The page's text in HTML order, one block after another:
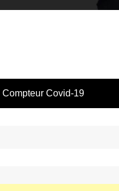
Compteur Covid-19